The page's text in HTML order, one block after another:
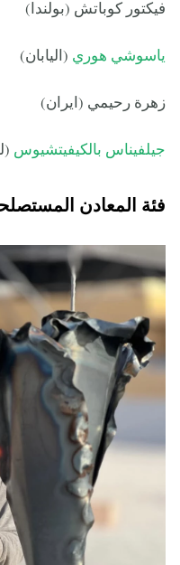
فيكتور كوباتش (بولندا)
ياسوشي هوري (اليابان)
زهرة رحيمي (ايران)
جيلفيناس بالكيفيتشيوس
فئة المعادن